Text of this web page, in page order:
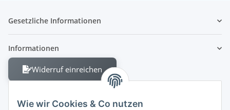
Wie wir Cookies & Co nutzen
Gesetzliche Informationen
Informationen
Widerruf einreichen